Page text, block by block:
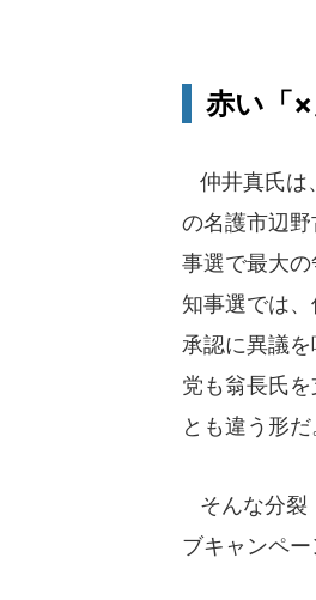
赤い「
仲井真氏は
の名護市辺
事選で最大
知事選では
承認に異議
党も翁長氏
とも違う形だ
そんな分裂
ブキャンペ